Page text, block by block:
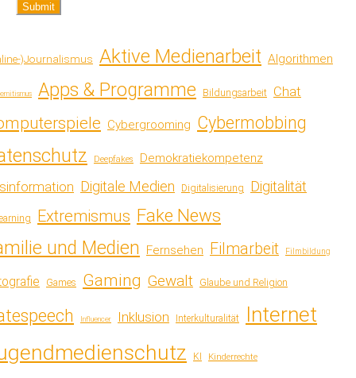
)Journalismus Aktive Medienarbeit Algorithmen
Apps & Programme Bildungsarbeit Chat
Cybergrooming Cybermobbing
Deepfakes Demokratiekompetenz
Digitale Medien Digitalisierung Digitalität
Extremismus Fake News
und Medien Fernsehen Filmarbeit Filmbildung
Games Gaming Gewalt Glaube und Religion
Influencer Inklusion Interkulturalität Internet
KI Kinderrechte